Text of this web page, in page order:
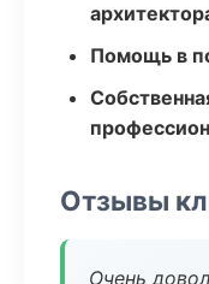
Помощь в
Отзывы
Очень